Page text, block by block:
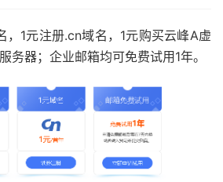
，1元注册.cn域名，1元购买云峰A虚
务器；企业邮箱均可免费试用1年。